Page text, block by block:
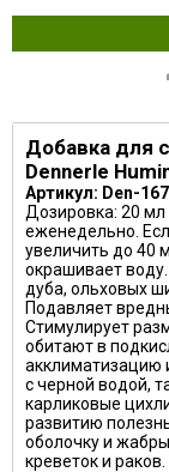
Добавка для
Dennerle
Артикул: Den-
Дозировка: 20
еженедельно.
увеличить до 40
окрашивает воду.
дуба, ольховых
Подавляет
Стимулирует
обитают в
акклиматизацию
с черной водой,
карликовые
развитию
оболочку и
креветок и раков.